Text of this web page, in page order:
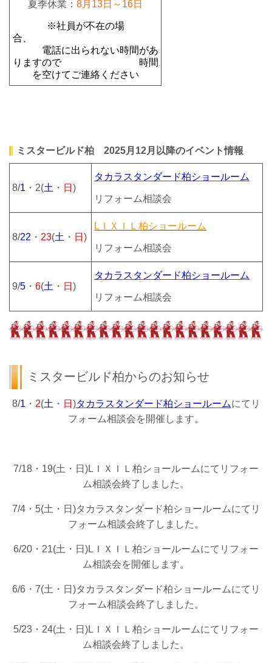
夏季休業： 8月13日～16日
※社員が不在の場
合、
電話に出られない時間があ
りますので 時間
を空けてご連絡ください
ミスタービルド柏 2025月12月以降のイベント情報
8/1 ・2(土 ・ 日)
タカラスタンダード柏ショールーム
リフォーム相談会
8/22 ・ 23(土 ・ 日)
LＩＸＩＬ柏ショールーム
リフォーム相談会
9/5 ・6(土 ・ 日)
タカラスタンダード柏ショールーム
リフォーム相談会
ミスタービルド柏からのお知らせ
8/1 ・ 2(土 ・ 日 )タカラスタンダード柏ショールームにてリ
フォーム相談会を開催します。
7/18・19(土・日)LＩＸＩＬ柏ショールームにてリフォー
ム相談会終了しました。
7/4・5(土・日)タカラスタンダード柏ショールームにてリ
フォーム相談会終了しました。
6/20・21(土・日)LＩＸＩＬ柏ショールームにてリフォー
ム相談会を開催します。
6/6・7(土・日)タカラスタンダード柏ショールームにてリ
フォーム相談会終了しました。
5/23・24(土・日)LＩＸＩＬ柏ショールームにてリフォー
ム相談会終了しました。